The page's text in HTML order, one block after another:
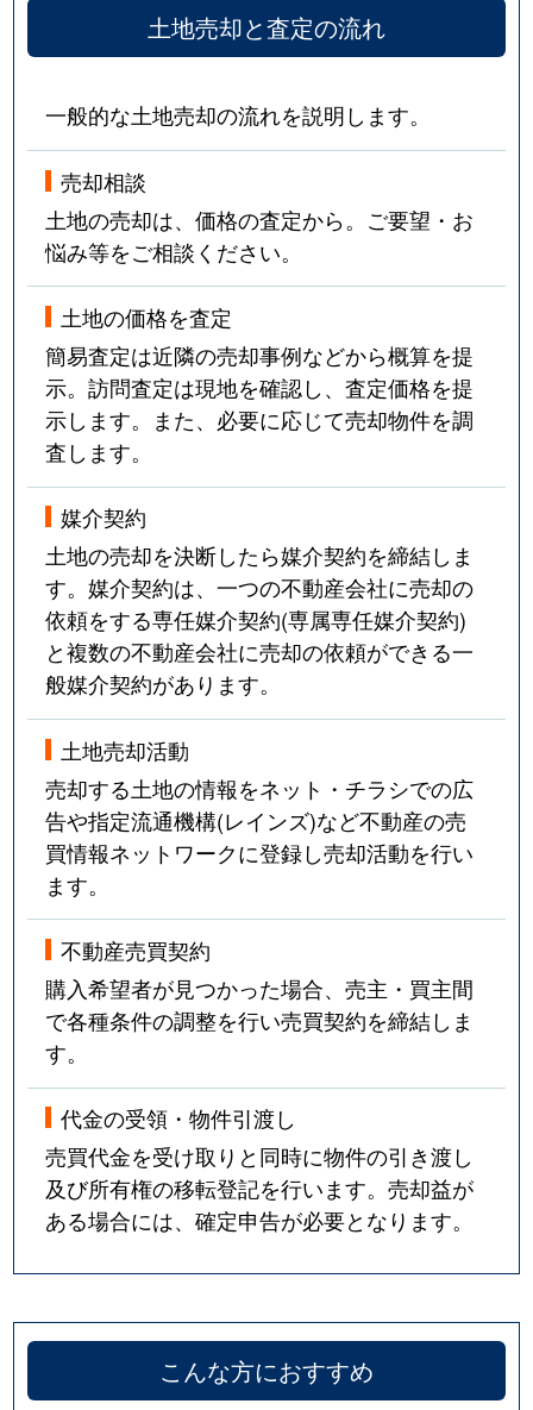
土地売却と査定の流れ
一般的な土地売却の流れを説明します。
売却相談
土地の売却は、価格の査定から。ご要望・お
悩み等をご相談ください。
土地の価格を査定
簡易査定は近隣の売却事例などから概算を提
示。訪問査定は現地を確認し、査定価格を提
示します。また、必要に応じて売却物件を調
査します。
媒介契約
土地の売却を決断したら媒介契約を締結しま
す。媒介契約は、一つの不動産会社に売却の
依頼をする専任媒介契約(専属専任媒介契約)
と複数の不動産会社に売却の依頼ができる一
般媒介契約があります。
土地売却活動
売却する土地の情報をネット・チラシでの広
告や指定流通機構(レインズ)など不動産の売
買情報ネットワークに登録し売却活動を行い
ます。
不動産売買契約
購入希望者が見つかった場合、売主・買主間
で各種条件の調整を行い売買契約を締結しま
す。
代金の受領・物件引渡し
売買代金を受け取りと同時に物件の引き渡し
及び所有権の移転登記を行います。売却益が
ある場合には、確定申告が必要となります。
こんな方におすすめ